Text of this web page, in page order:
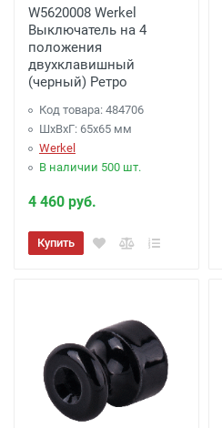
W5620008 Werkel
Выключатель на 4
положения
двухклавишный
(черный) Ретро
Код товара: 484706
ШхВхГ: 65x65 мм
Werkel
В наличии 500 шт.
4 460 руб.
Купить